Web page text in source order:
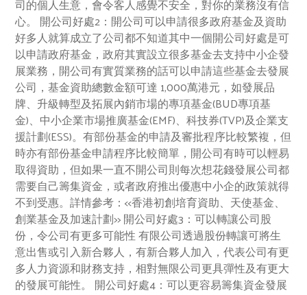
司的個人生意，會令客人感覺不安全，對你的業務沒有信
心。 開公司好處2：開公司可以申請很多政府基金及資助
好多人就算成立了公司都不知道其中一個開公司好處是可
以申請政府基金，政府其實設立很多基金去支持中小企發
展業務，開公司有實質業務的話可以申請這些基金去發展
公司，基金資助總數金額可達 1,000萬港元，如發展品
牌、升級轉型及拓展內銷市場的專項基金(BUD專項基
金)、中小企業市場推廣基金(EMF)、科技券(TVP)及企業支
援計劃(ESS)。有部份基金的申請及審批程序比較繁複，但
時亦有部份基金申請程序比較簡單，開公司有時可以輕易
取得資助，但如果一直不開公司則每次想花錢發展公司都
需要自己籌集資金，或者政府推出優惠中小企的政策就得
不到受惠。詳情參考：<<香港初創培育資助、天使基金、
創業基金及加速計劃>> 開公司好處3：可以轉讓公司股
份，令公司有更多可能性 有限公司透過股份轉讓可將生
意出售或引入新合夥人，有新合夥人加入，代表公司有更
多人力資源和財務支持，相對無限公司更具彈性及有更大
的發展可能性。 開公司好處4：可以更容易籌集資金發展